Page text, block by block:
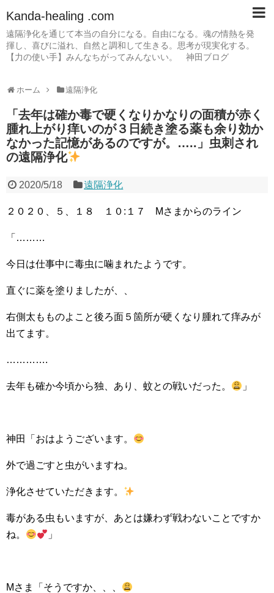
Kanda-healing .com
遠隔浄化を通じて本当の自分になる。自由になる。魂の情熱を発
揮し、喜びに溢れ、自然と調和して生きる。思考が現実化する。
【力の使い手】みんなちがってみんないい。 神田ブログ
ホーム 遠隔浄化
「去年は確か毒で硬くなりかなりの面積が赤く
腫れ上がり痒いのが３日続き塗る薬も余り効か
なかった記憶があるのですが。…..」虫刺され
の遠隔浄化
2020/5/18 遠隔浄化
２０２０、５、１８ １０:１７ Mさまからのライン
「………
今日は仕事中に毒虫に噛まれたようです。
直ぐに薬を塗りましたが、、
右側太もものよこと後ろ面５箇所が硬くなり腫れて痒みが
出てます。
………….
去年も確か今頃から独、あり、蚊との戦いだった。 」
神田「おはようございます。
外で過ごすと虫がいますね。
浄化させていただきます。
毒がある虫もいますが、あとは嫌わず戦わないことですか
ね。
」
Mさま「そうですか、、、